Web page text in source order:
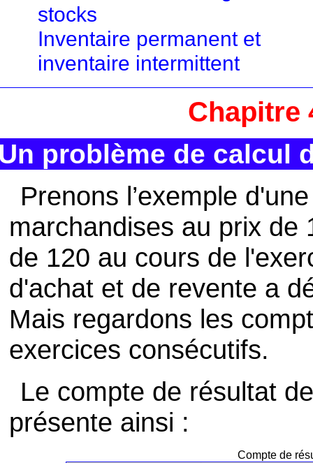
stocks
Inventaire permanent et
inventaire intermittent
Chapitre
problème de calcul
Prenons l’exemple
marchandises au prix de
de 120 au cours de
d'achat et de revente a
Mais regardons les
exercices consécutifs.
Le compte de résultat
présente ainsi :
Compte de